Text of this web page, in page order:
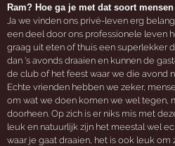
Ram? Hoe ga je met dat soort
Ja we vinden ons privé-leven erg
een deel door ons professionele leven
graag uit eten of thuis een superlekker
dan ‘s avonds draaien en kunnen de
de club of het feest waar we die avond
Echte vrienden hebben we zeker,
om wat we doen komen we wel tegen,
doorheen. Op zich is er niks mis met
leuk en natuurlijk zijn het meestal wel
waar je gaat draaien, het is ook leuk